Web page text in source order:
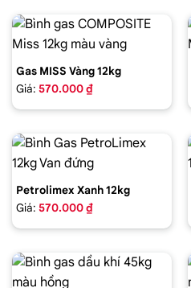
Gas MISS Vàng 12kg
Giá: 570.000 ₫
Petrolimex Xanh 12kg
Giá: 570.000 ₫